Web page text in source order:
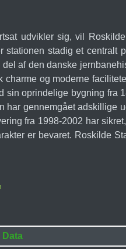
udvikler sig, vil
stadig et
af den danske
og moderne
sin oprindelige bygning
har gennemgået
fra 1998-2002 har
er bevaret. Roskilde
Data